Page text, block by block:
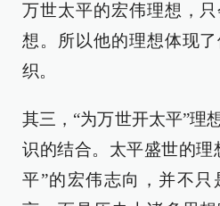
万世太平的宏伟理想，
想。所以他的理想体现
织。
其三，“为万世开太平”理
识的结合。太平盛世的理
平”的宏伟志向，并不